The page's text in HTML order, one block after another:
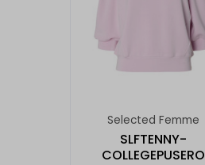
Selected Femme
SLFTENNY-
COLLEGEPUSERO